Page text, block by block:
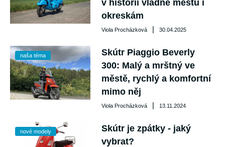
v historii vládne městu i
okreskám
Viola Procházková | 30.04.2025
naša téma
Skútr Piaggio Beverly
300: Malý a mrštný ve
městě, rychlý a komfortní
mimo něj
Viola Procházková | 13.11.2024
nové modely
Skútr je zpátky - jaký
vybrat?